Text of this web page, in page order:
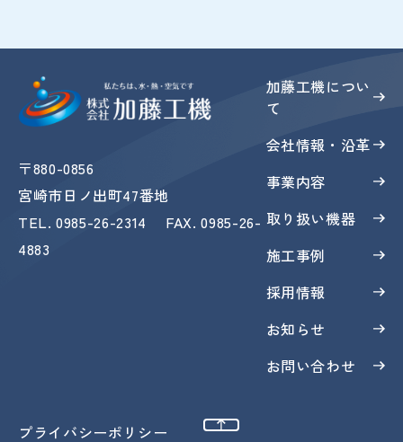
〒880-0856
宮崎市日ノ出町47番地
TEL.0985-26-2314 FAX. 0985-26-
4883
加藤工機につい
て
会社情報・沿革
事業内容
取り扱い機器
施工事例
採用情報
お知らせ
お問い合わせ
プライバシーポリシー ページトップへ